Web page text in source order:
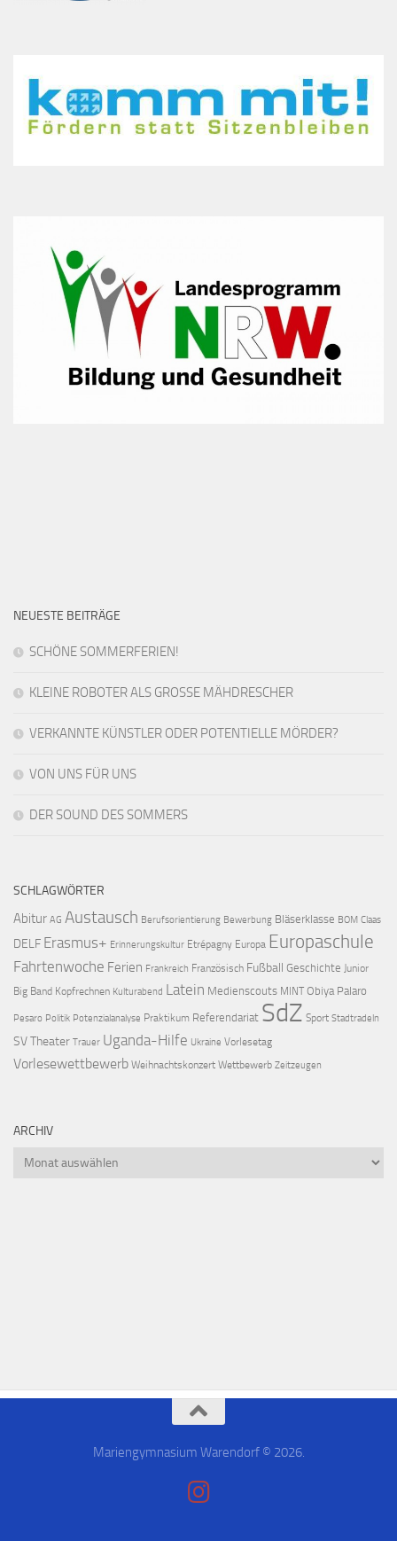
NEUESTE BEITRÄGE
SCHÖNE SOMMERFERIEN!
KLEINE ROBOTER ALS GROSSE MÄHDRESCHER
VERKANNTE KÜNSTLER ODER POTENTIELLE MÖRDER?
VON UNS FÜR UNS
DER SOUND DES SOMMERS
SCHLAGWÖRTER
Abitur AG Austausch Berufsorientierung Bewerbung Bläserklasse BOM Claas
DELF Erasmus+ Erinnerungskultur Etrépagny Europa Europaschule
Fahrtenwoche Ferien Frankreich Französisch Fußball Geschichte Junior
Big Band Kopfrechnen Kulturabend Latein Medienscouts MINT Obiya Palaro
Pesaro Politik Potenzialanalyse Praktikum Referendariat SdZ Sport Stadtradeln
SVTheater Trauer Uganda-Hilfe Ukraine Vorlesetag
Vorlesewettbewerb Weihnachtskonzert Wettbewerb Zeitzeugen
ARCHIV
Mariengymnasium Warendorf © 2026.